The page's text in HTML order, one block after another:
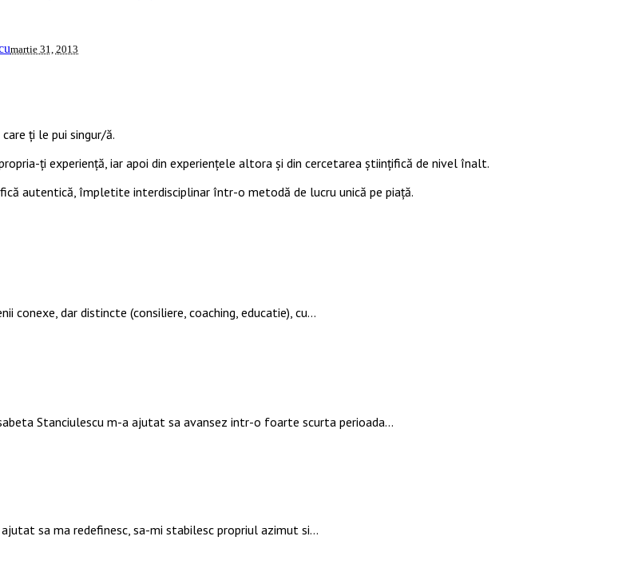
martie 31, 2013
ți le pui singur/ă.
ți experiență, iar apoi din experiențele altora și din cercetarea științifică de nivel înalt.
autentică, împletite interdisciplinar într-o metodă de lucru unică pe piață.
conexe, dar distincte (consiliere, coaching, educatie), cu…
Stanciulescu m-a ajutat sa avansez intr-o foarte scurta perioada…
sa ma redefinesc, sa-mi stabilesc propriul azimut si…